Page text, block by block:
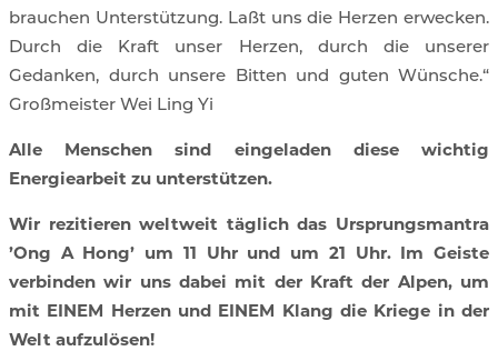
brauchen Unterstützung. Laßt uns die Herzen erwecken.
Durch die Kraft unser Herzen, durch die unserer
Gedanken, durch unsere Bitten und guten Wünsche.“
Großmeister Wei Ling Yi
Alle Menschen sind eingeladen diese wichtig
Energiearbeit zu unterstützen.
Wir rezitieren weltweit täglich das Ursprungsmantra
’Ong A Hong’ um 11 Uhr und um 21 Uhr. Im Geiste
verbinden wir uns dabei mit der Kraft der Alpen, um
mit EINEM Herzen und EINEM Klang die Kriege in der
Welt aufzulösen!